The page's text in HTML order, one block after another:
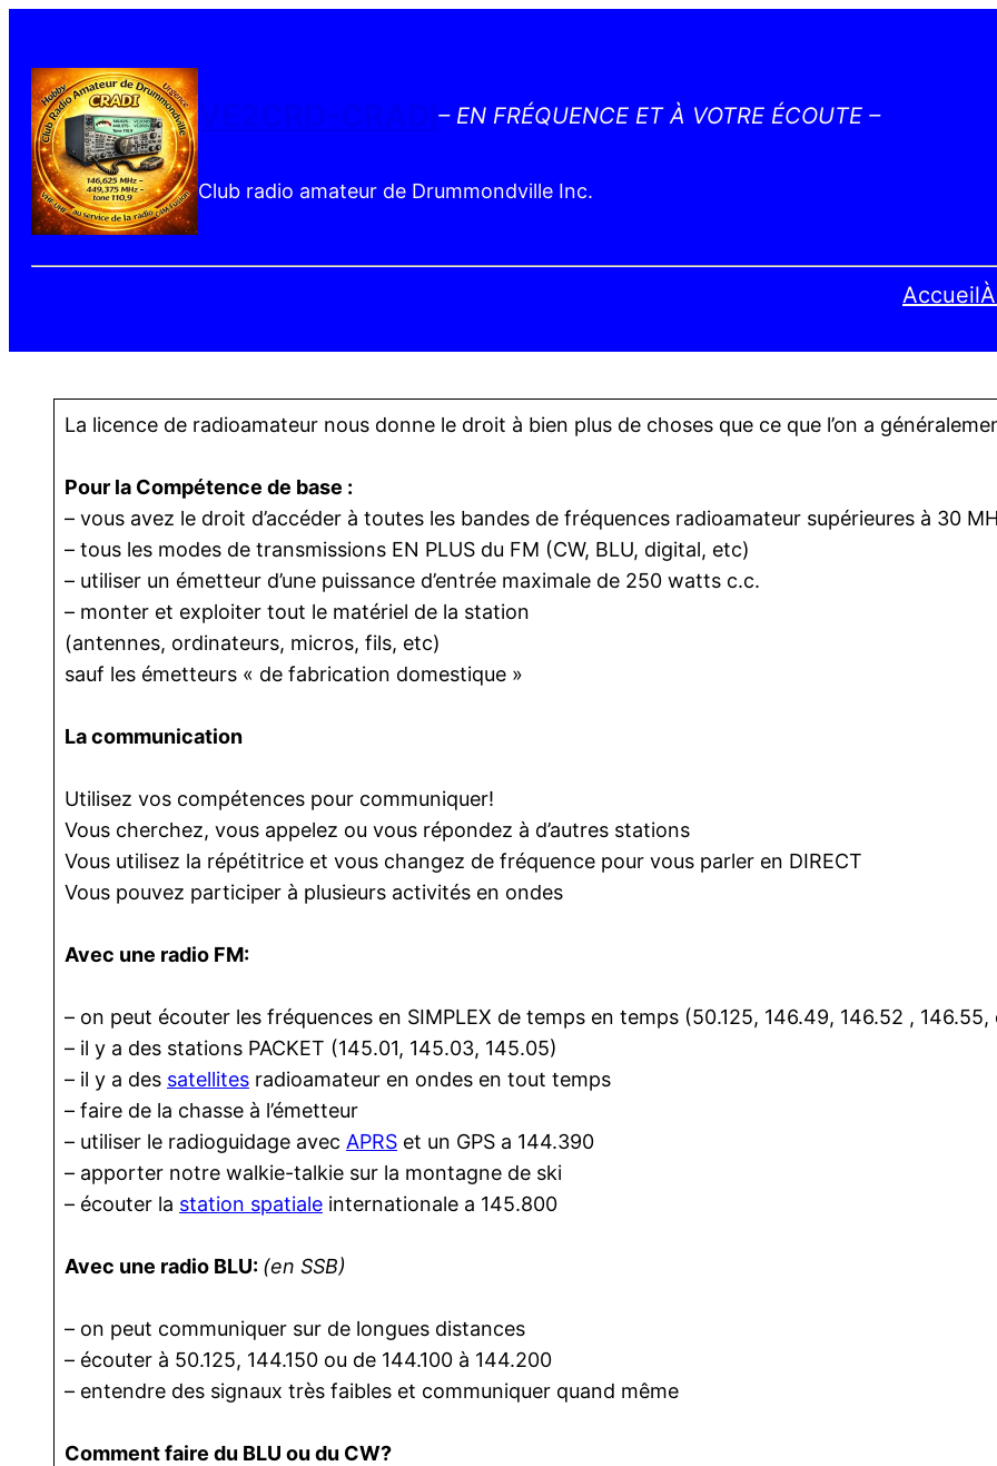
– EN FRÉQUENCE ET À VOTRE ÉCOUTE –
Club radio amateur de Drummondville Inc.
Accueil
La licence de radioamateur nous donne le droit à bien plus de choses que ce que l’on a
Pour la Compétence de base :
– vous avez le droit d’accéder à toutes les bandes de fréquences radioamateur supérieures à 30
– tous les modes de transmissions EN PLUS du FM (CW, BLU, digital, etc)
– utiliser un émetteur d’une puissance d’entrée maximale de 250 watts c.c.
– monter et exploiter tout le matériel de la station
(antennes, ordinateurs, micros, fils, etc)
sauf les émetteurs « de fabrication domestique »
La communication
Utilisez vos compétences pour communiquer!
Vous cherchez, vous appelez ou vous répondez à d’autres stations
Vous utilisez la répétitrice et vous changez de fréquence pour vous parler en DIRECT
Vous pouvez participer à plusieurs activités en ondes
Avec une radio FM:
– on peut écouter les fréquences en SIMPLEX de temps en temps (50.125, 146.49, 146.52 , 146.55,
– il y a des stations PACKET (145.01, 145.03, 145.05)
– il y a des satellites radioamateur en ondes en tout temps
– faire de la chasse à l’émetteur
– utiliser le radioguidage avec APRS et un GPS a 144.390
– apporter notre walkie-talkie sur la montagne de ski
– écouter la station spatiale internationale a 145.800
Avec une radio BLU: (en SSB)
– on peut communiquer sur de longues distances
– écouter à 50.125, 144.150 ou de 144.100 à 144.200
– entendre des signaux très faibles et communiquer quand même
Comment faire du BLU ou du CW?